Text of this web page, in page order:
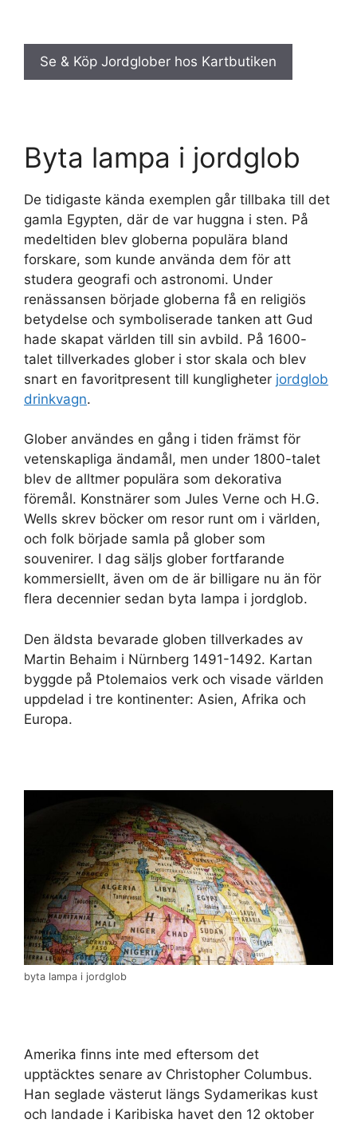
Se & Köp Jordglober hos Kartbutiken
Byta lampa i jordglob
De tidigaste kända exemplen går tillbaka till det
gamla Egypten, där de var huggna i sten. På
medeltiden blev globerna populära bland
forskare, som kunde använda dem för att
studera geografi och astronomi. Under
renässansen började globerna få en religiös
betydelse och symboliserade tanken att Gud
hade skapat världen till sin avbild. På 1600-
talet tillverkades glober i stor skala och blev
snart en favoritpresent till kungligheter jordglob
drinkvagn.
Glober användes en gång i tiden främst för
vetenskapliga ändamål, men under 1800-talet
blev de alltmer populära som dekorativa
föremål. Konstnärer som Jules Verne och H.G.
Wells skrev böcker om resor runt om i världen,
och folk började samla på glober som
souvenirer. I dag säljs glober fortfarande
kommersiellt, även om de är billigare nu än för
flera decennier sedan byta lampa i jordglob.
Den äldsta bevarade globen tillverkades av
Martin Behaim i Nürnberg 1491-1492. Kartan
byggde på Ptolemaios verk och visade världen
uppdelad i tre kontinenter: Asien, Afrika och
Europa.
byta lampa i jordglob
Amerika finns inte med eftersom det
upptäcktes senare av Christopher Columbus.
Han seglade västerut längs Sydamerikas kust
och landade i Karibiska havet den 12 oktober